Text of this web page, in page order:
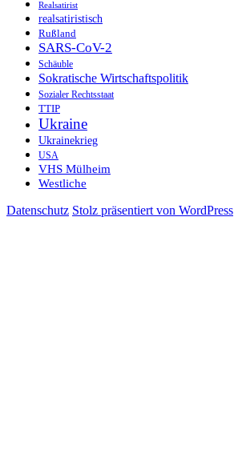
Realsatirist
realsatiristisch
Rußland
SARS-CoV-2
Schäuble
Sokratische Wirtschaftspolitik
Sozialer Rechtsstaat
TTIP
Ukraine
Ukrainekrieg
USA
VHS Mülheim
Westliche
Datenschutz Stolz präsentiert von WordPress